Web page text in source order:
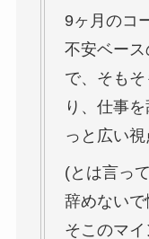
9ヶ月のコ
不安ベー
で、そも
り、仕事
っと広い視
(とは言っ
辞めない
そこのマイ